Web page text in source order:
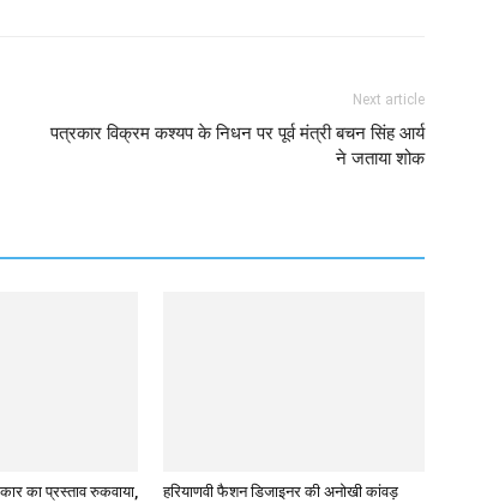
Next article
पत्रकार विक्रम कश्यप के निधन पर पूर्व मंत्री बचन सिंह आर्य
ने जताया शोक
का प्रस्ताव रुकवाया,
हरियाणवी फैशन डिजाइनर की अनोखी कांवड़